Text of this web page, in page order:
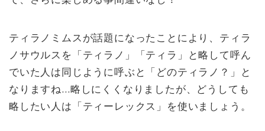
ティラノミムスが話題になったことにより、ティラ
ノサウルスを「ティラノ」「ティラ」と略して呼ん
でいた人は同じように呼ぶと「どのティラノ？」と
なりますね…略しにくくなりましたが、どうしても
略したい人は「ティーレックス」を使いましょう。